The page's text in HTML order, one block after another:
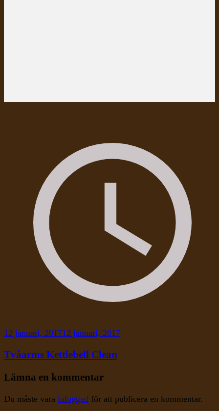
12 januari, 201712 januari, 2017
Tvåarms Kettlebell Clean
Lämna en kommentar
Du måste vara inloggad för att publicera en kommentar.